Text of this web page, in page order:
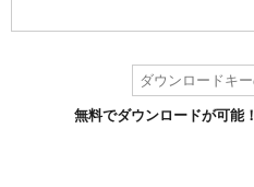
無料でダウンロードが可能！